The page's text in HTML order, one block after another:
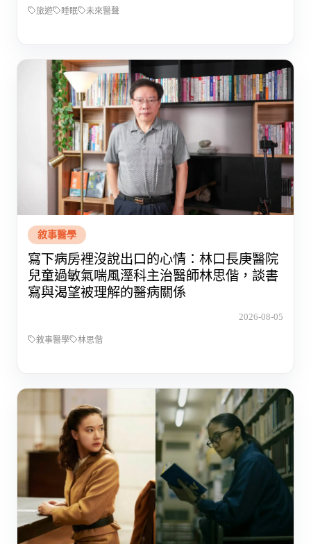
旅遊 睡眠 未來醫聲
敘事醫學
寫下病房裡沒說出口的心情：林口長庚醫院
兒童過敏氣喘風溼科主治醫師林思偕，談書
寫與渴望被理解的醫病關係
2026-08-05
敘事醫學 林思偕